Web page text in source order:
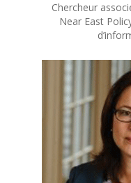
Chercheur
Near East